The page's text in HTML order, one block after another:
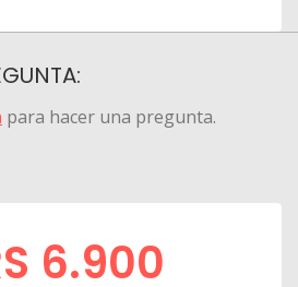
para hacer una pregunta.
6.900